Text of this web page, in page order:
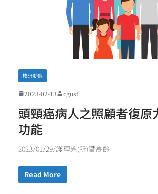
教研動態
2023-02-13 cgust
頭頸癌病人之照顧者復原
功能
2023/01/29/護理系(所)暨高齡
Read More